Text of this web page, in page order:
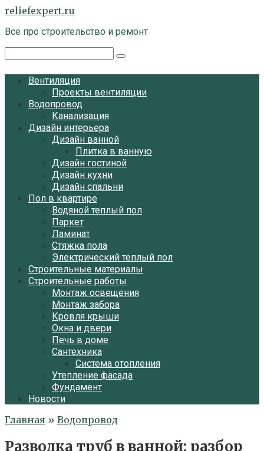
Перейти
контенту
reliefexpert.ru
Все про строительство и ремонт
Вентиляция
Проекты вентиляции
Водопровод
Канализация
Дизайн интерьера
Дизайн ванной
Плитка в ванную
Дизайн гостиной
Дизайн кухни
Дизайн спальни
Пол в квартире
Водяной теплый пол
Паркет
Ламинат
Стяжка пола
Электрический теплый пол
Строительные материалы
Строительные работы
Монтаж освещения
Монтаж забора
Кровля крыши
Окна и двери
Печь в доме
Сантехника
Система отопления
Утепление фасада
Фундамент
Новости
Главная » Водопровод
Разводка труб в ванной: разбор